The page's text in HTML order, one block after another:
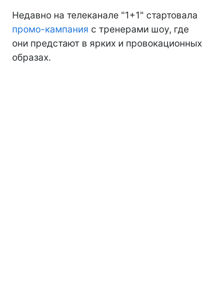
Недавно на телеканале "1+1" стартовала
промо-кампания с тренерами шоу, где
они предстают в ярких и провокационных
образах.